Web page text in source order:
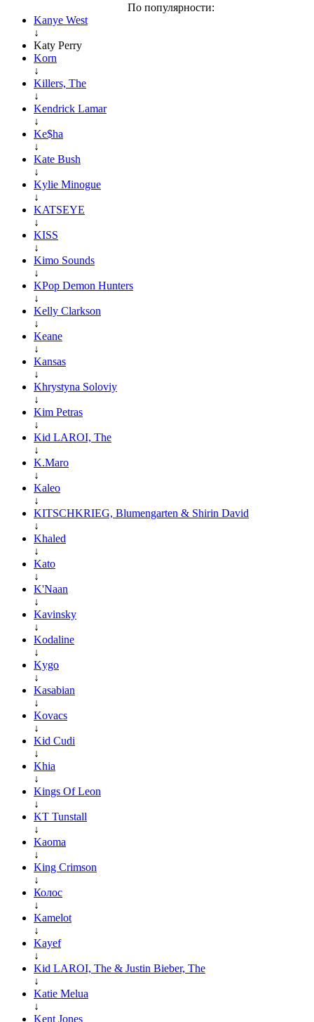
По популярности:
Kanye West
↓
Katy Perry
Korn
↓
Killers, The
↓
Kendrick Lamar
↓
Ke$ha
↓
Kate Bush
↓
Kylie Minogue
↓
KATSEYE
↓
KISS
↓
Kimo Sounds
↓
KPop Demon Hunters
↓
Kelly Clarkson
↓
Keane
↓
Kansas
↓
Khrystyna Soloviy
↓
Kim Petras
↓
Kid LAROI, The
↓
K.Maro
↓
Kaleo
↓
KITSCHKRIEG, Blumengarten & Shirin David
↓
Khaled
↓
Kato
↓
K'Naan
↓
Kavinsky
↓
Kodaline
↓
Kygo
↓
Kasabian
↓
Kovacs
↓
Kid Cudi
↓
Khia
↓
Kings Of Leon
↓
KT Tunstall
↓
Kaoma
↓
King Crimson
↓
Колос
↓
Kamelot
↓
Kayef
↓
Kid LAROI, The & Justin Bieber, The
↓
Katie Melua
↓
Kent Jones